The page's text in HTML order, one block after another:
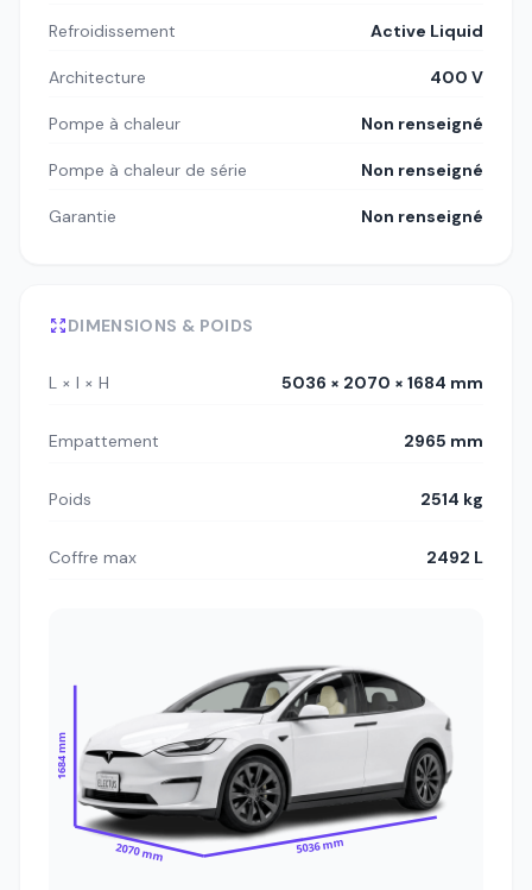
Refroidissement Active Liquid
Architecture 400 V
Pompe à chaleur Non renseigné
Pompe à chaleur de série Non renseigné
Garantie Non renseigné
DIMENSIONS & POIDS
L × l × H 5036 × 2070 × 1684 mm
Empattement 2965 mm
Poids 2514 kg
Coffre max 2492 L
1684 mm
2070 mm 5036 mm